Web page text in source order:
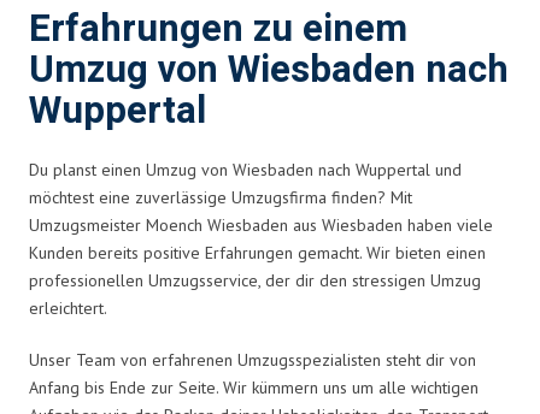
Erfahrungen zu einem
Umzug von Wiesbaden nach
Wuppertal
Du planst einen Umzug von Wiesbaden nach Wuppertal und
möchtest eine zuverlässige Umzugsfirma finden? Mit
Umzugsmeister Moench Wiesbaden aus Wiesbaden haben viele
Kunden bereits positive Erfahrungen gemacht. Wir bieten einen
professionellen Umzugsservice, der dir den stressigen Umzug
erleichtert.
Unser Team von erfahrenen Umzugsspezialisten steht dir von
Anfang bis Ende zur Seite. Wir kümmern uns um alle wichtigen